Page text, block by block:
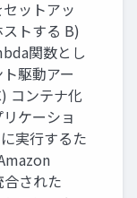
ットアッ
トする B)
関数とし
駆動アー
コンテナ化
ケーショ
実行するた
された